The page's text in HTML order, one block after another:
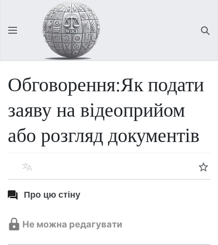
Відкрити головне меню
Обговорення:Як подати
заяву на відеоприйом
або розгляд документів
Мова Спостерігати
Про цю стіну
Не можна редагувати